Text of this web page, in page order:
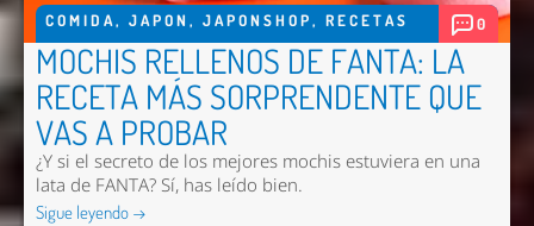
COMIDA, JAPON , JAPONSHOP, RECETAS 0
MOCHIS RELLENOS DE FANTA: LA
RECETA MÁS SORPRENDENTE QUE
VAS A PROBAR
¿Y si el secreto de los mejores mochis estuviera en una
lata de FANTA? Sí, has leído bien.
Sigue leyendo →